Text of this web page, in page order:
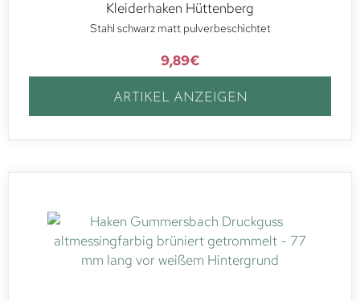
Kleiderhaken Hüttenberg
Stahl schwarz matt pulverbeschichtet
9,89€
ARTIKEL ANZEIGEN